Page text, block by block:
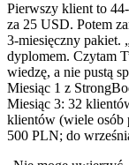
Pierwszy klient to
za 25 USD. Potem
3-miesięczny pakiet.
dyplomem. Czytam
wiedzę, a nie pustą
Miesiąc 1 z
Miesiąc 3: 32
klientów (wiele osób
500 PLN; do